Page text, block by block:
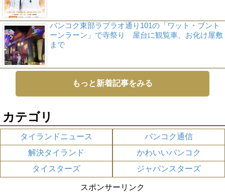
バンコク東部ラプラオ通り101の「ワット・ブント
ーンラーン」で寺祭り 屋台に観覧車、お化け屋敷
まで
もっと新着記事をみる
カテゴリ
タイランドニュース
バンコク通信
解決タイランド
かわいいバンコク
タイスターズ
ジャパンスターズ
スポンサーリンク